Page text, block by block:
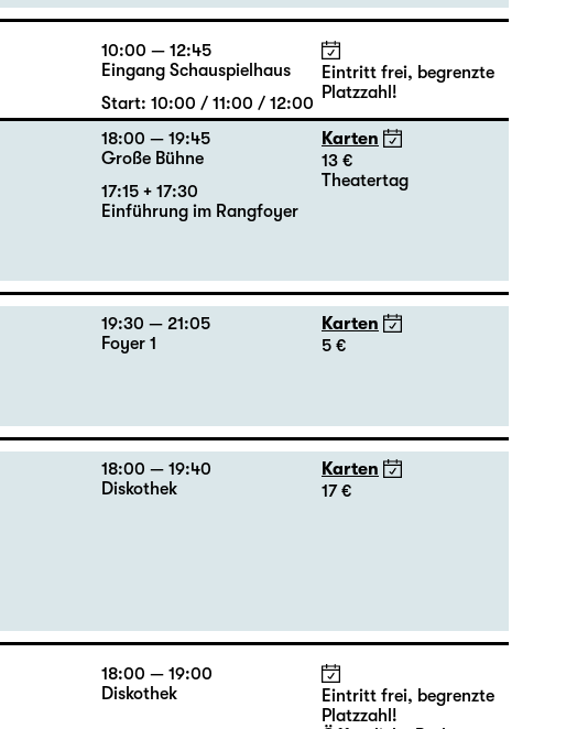
Eintritt frei, begrenzte
Platzzahl!
10:00 — 12:45
Eingang Schauspielhaus
Start: 10:00 / 11:00 / 12:00
Karten
13 €
Theatertag
18:00 — 19:45
Große Bühne
17:15 + 17:30
Einführung im Rangfoyer
Karten
5 €
19:30 — 21:05
Foyer 1
Karten
17 €
18:00 — 19:40
Diskothek
Eintritt frei, begrenzte
Platzzahl!
18:00 — 19:00
Diskothek